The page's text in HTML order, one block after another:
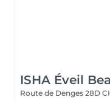
ISHA Éveil
Route de Denges 28D